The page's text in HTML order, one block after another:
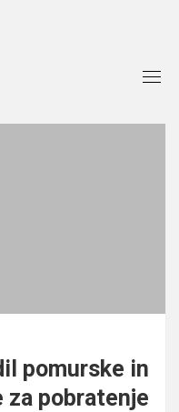
pomurske in
za pobratenje